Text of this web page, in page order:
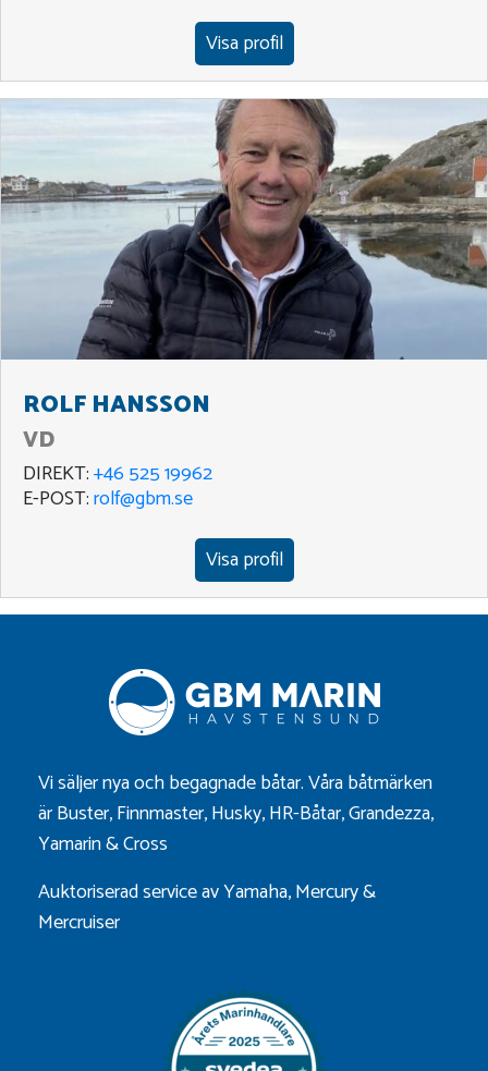
Visa profil
ROLF HANSSON
VD
DIREKT:+46 525 19962
E-POST:rolf@gbm.se
Visa profil
Vi säljer nya och begagnade båtar. Våra båtmärken
ärBuster,Finnmaster,Husky,HR-Båtar,Grandezza,
Yamarin&Cross
Auktoriserad service av Yamaha, Mercury &
Mercruiser